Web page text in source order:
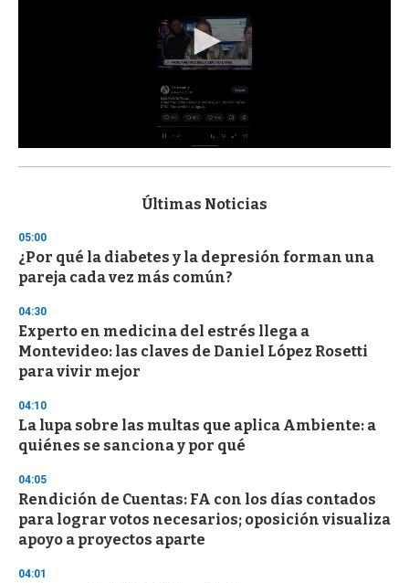
s
d
s
o
f
3
s
e
c
o
d
s
Últimas Noticias
05:00
¿Por qué la diabetes y la depresión forman una
pareja cada vez más común?
04:30
Experto en medicina del estrés llega a
Montevideo: las claves de Daniel López Rosetti
para vivir mejor
04:10
La lupa sobre las multas que aplica Ambiente: a
quiénes se sanciona y por qué
04:05
Rendición de Cuentas: FA con los días contados
para lograr votos necesarios; oposición visualiza
apoyo a proyectos aparte
04:01